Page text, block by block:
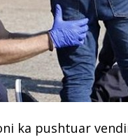
ka pushtuar